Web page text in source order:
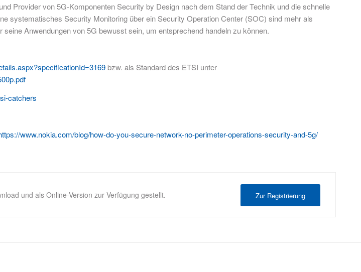
Provider von 5G-Komponenten Security by Design nach dem Stand der Technik und die schnelle
systematisches Security Monitoring über ein Security Operation Center (SOC) sind mehr als
Anwendungen von 5G bewusst sein, um entsprechend handeln zu können.
bzw. als Standard des ETSI unter
catchers
www.nokia.com/blog/how-do-you-secure-network-no-perimeter-operations-security-and-5g/
und als Online-Version zur Verfügung gestellt. Zur Registrierung